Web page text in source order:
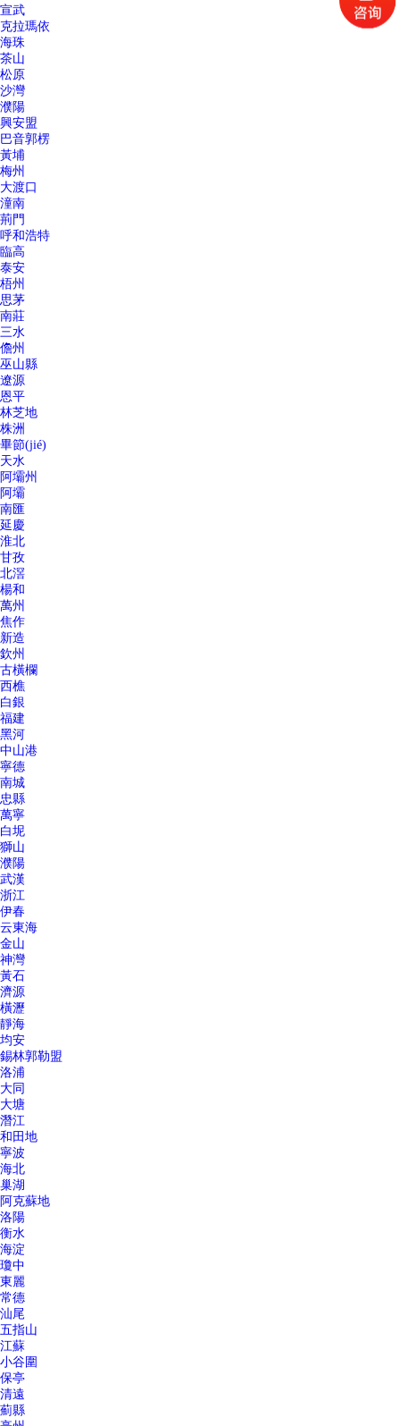
宣武
克拉瑪依
海珠
茶山
松原
沙灣
濮陽
興安盟
巴音郭楞
黃埔
梅州
大渡口
潼南
荊門
呼和浩特
臨高
泰安
梧州
思茅
南莊
三水
儋州
巫山縣
遼源
恩平
林芝地
株洲
畢節(jié)
天水
阿壩州
阿壩
南匯
延慶
淮北
甘孜
北滘
楊和
萬州
焦作
新造
欽州
古橫欄
西樵
白銀
福建
黑河
中山港
寧德
南城
忠縣
萬寧
白坭
獅山
濮陽
武漢
浙江
伊春
云東海
金山
神灣
黃石
濟源
橫瀝
靜海
均安
錫林郭勒盟
洛浦
大同
大塘
潛江
和田地
寧波
海北
巢湖
阿克蘇地
洛陽
衡水
海淀
瓊中
東麗
常德
汕尾
五指山
江蘇
小谷圍
保亭
清遠
薊縣